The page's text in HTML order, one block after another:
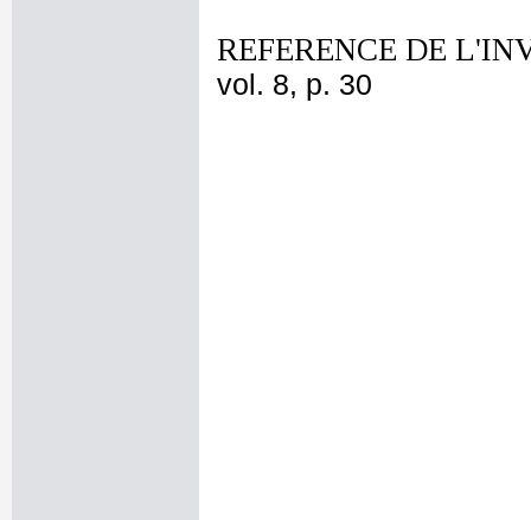
REFERENCE DE
vol. 8, p. 30